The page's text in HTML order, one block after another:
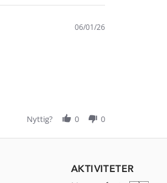
06/01/26
Nyttig? 0 0
AKTIVITETER